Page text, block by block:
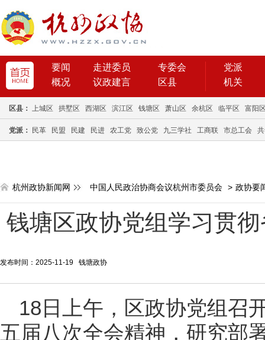
要闻 走进委员
专委会
概况
议政建言 区县
党派
机关
区县： 上城区 拱墅区 西湖区 滨江区 钱塘区 萧山区 余杭区 临平区 富阳
党派： 民革 民盟 民建 民进 农工党 致公党 九三学社 工商联 市总工会
杭州政协新闻网 中国人民政治协商会议杭州市委员会 > 政协要
钱塘区政协党组学习贯
发布时间：2025-11-19 钱塘政协
18日上午，区政协党组召
五届八次全会精神，研究部